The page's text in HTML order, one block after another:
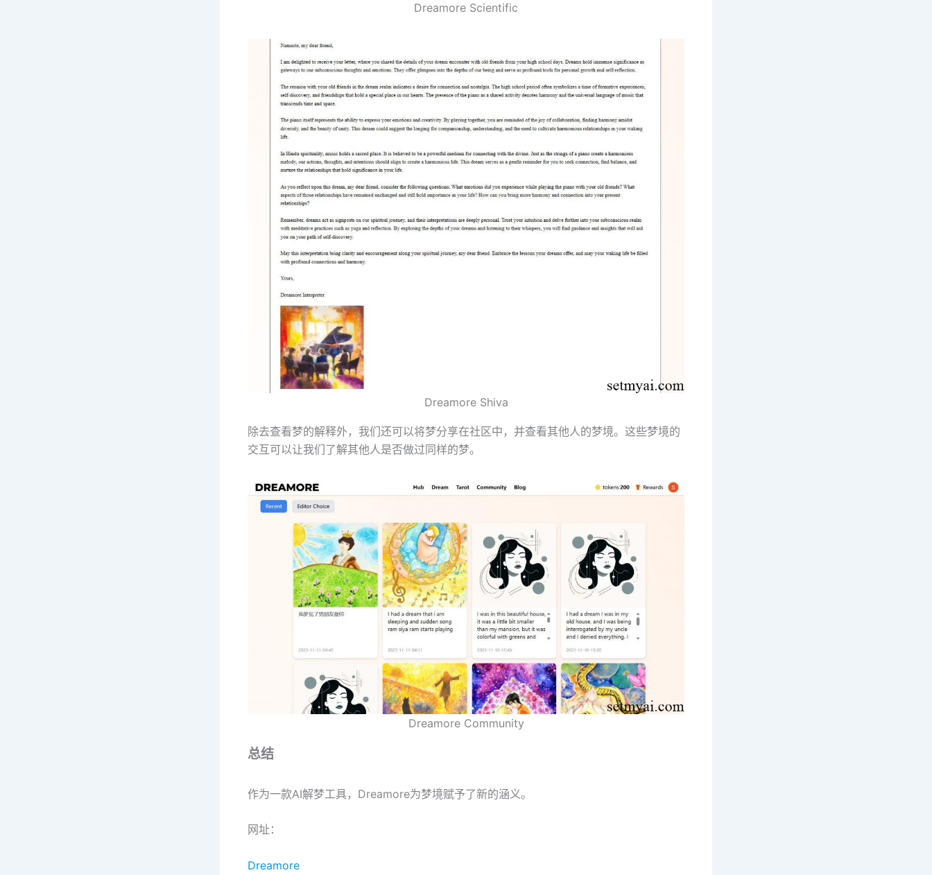
Dreamore Scientific
Dreamore Shiva
除去查看梦的解释外，我们还可以将梦分享在社区中，并查看其他人的梦境。这些梦境的
交互可以让我们了解其他人是否做过同样的梦。
Dreamore Community
总结
作为一款AI解梦工具，Dreamore为梦境赋予了新的涵义。
网址：
Dreamore